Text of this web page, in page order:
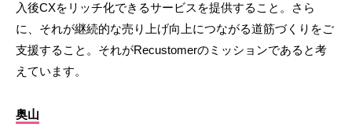
入後CXをリッチ化できるサービスを提供すること。さら
に、それが継続的な売り上げ向上につながる道筋づくりをご
支援すること。それがRecustomerのミッションであると考
えています。
奥山